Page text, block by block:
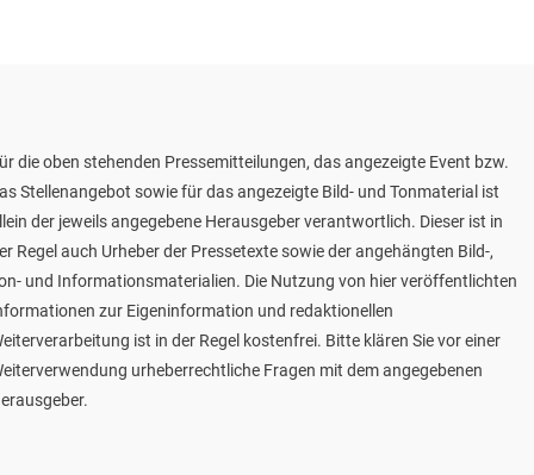
die oben stehenden Pressemitteilungen, das angezeigte Event bzw.
Stellenangebot sowie für das angezeigte Bild- und Tonmaterial ist
der jeweils angegebene Herausgeber verantwortlich. Dieser ist in
Regel auch Urheber der Pressetexte sowie der angehängten Bild-,
und Informationsmaterialien. Die Nutzung von hier veröffentlichten
zur Eigeninformation und redaktionellen
ist in der Regel kostenfrei. Bitte klären Sie vor einer
urheberrechtliche Fragen mit dem angegebenen